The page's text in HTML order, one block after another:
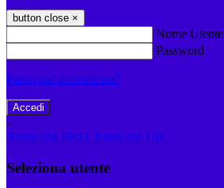
button close ×
Nome Utente
Password
Password dimenticata?
-
Entra con SPID Entra con CIE
Seleziona utente